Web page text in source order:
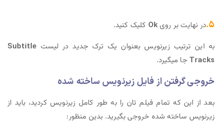
۵. در نهایت بر رویOk کلیک کنید.
به این ترتیب زیرنویس بعنوان یک ترک جدید در لیست Subtitle
Tracks جا میگیرد.
خروجی گرفتن از فایل زیرنویس ساخته شده
بعد از این که تمام فیلم تان را به طور کامل زیرنویس کردید، باید از
زیرنویس ساخته شده خروجی بگیرید. بدین منظور: